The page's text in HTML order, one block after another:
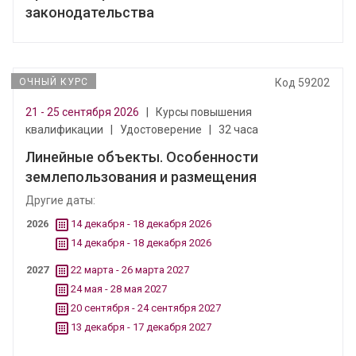
законодательства
ОЧНЫЙ КУРС Код 59202
21 - 25 сентября 2026
Курсы повышения
квалификации
Удостоверение 32 часа
Линейные объекты. Особенности
землепользования и размещения
Другие даты:
2026
14 декабря - 18 декабря 2026
14 декабря - 18 декабря 2026
2027
22 марта - 26 марта 2027
24 мая - 28 мая 2027
20 сентября - 24 сентября 2027
13 декабря - 17 декабря 2027